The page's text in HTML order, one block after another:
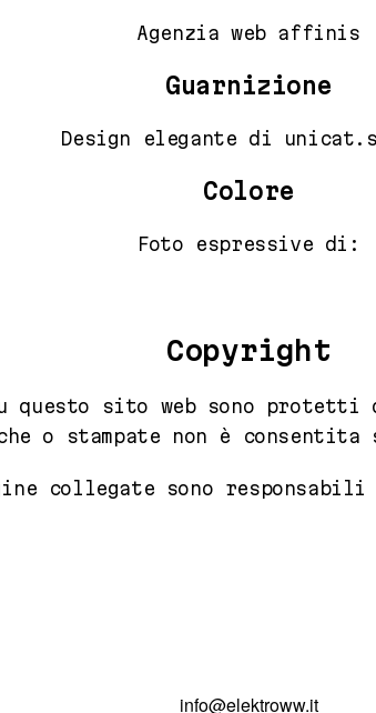
Agenzia web affinis
Guarnizione
Design elegante di
Colore
Foto espressive di:
Copyright
sito web sono
o stampate non è consentita
collegate sono
info@elektroww.it